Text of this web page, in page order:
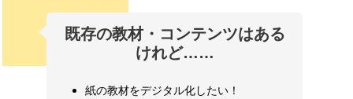
既存の教材・コンテンツはある
けれど……
紙の教材をデジタル化したい！